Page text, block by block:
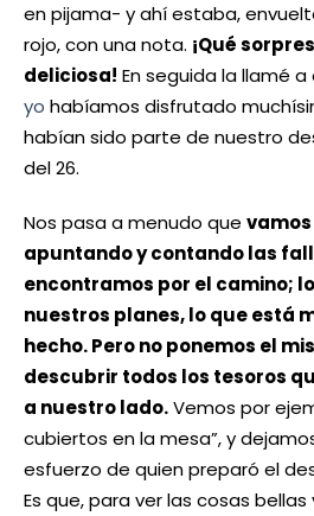
en pijama- y ahí estaba,
rojo, con una nota. ¡Qué
deliciosa! En seguida la llamé
yo habíamos disfrutado
habían sido parte de nuestro
del 26.
Nos pasa a menudo que
apuntando y contando las
encontramos por el camino;
nuestros planes, lo que está
hecho. Pero no ponemos el
descubrir todos los tesoros
a nuestro lado.Vemos por
cubiertos en la mesa”, y
esfuerzo de quien preparó el
Es que, para ver las cosas